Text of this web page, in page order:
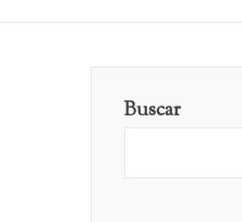
Buscar